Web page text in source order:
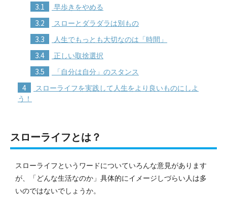
3.1 早歩きをやめる
3.2 スローとダラダラは別もの
3.3 人生でもっとも大切なのは「時間」
3.4 正しい取捨選択
3.5 「自分は自分」のスタンス
4
スローライフを実践して人生をより良いものにしよ
う！
スローライフとは？
スローライフというワードについていろんな意見があります
が、「どんな生活なのか」具体的にイメージしづらい人は多
いのではないでしょうか。